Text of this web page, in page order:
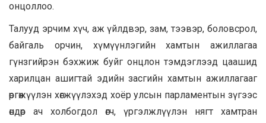
онцоллоо.
Талууд эрчим хүч, аж үйлдвэр, зам, тээвэр, боловсрол,
байгаль орчин, хүмүүнлэгийн хамтын ажиллагаа
гүнзгийрэн бэхжиж буйг онцлон тэмдэглээд цаашид
харилцан ашигтай эдийн засгийн хамтын ажиллагааг
өргөжүүлэн хөгжүүлэхэд хоёр улсын парламентын зүгээс
өндөр ач холбогдол өгч, үргэлжлүүлэн нягт хамтран